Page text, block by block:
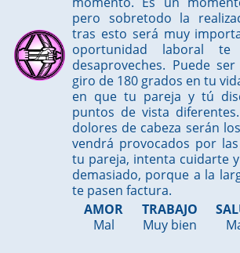
pero sobretodo la
tras esto será muy
oportunidad laboral
desaproveches. Puede
giro de 180 grados en tu
en que tu pareja y tú
puntos de vista
dolores de cabeza serán
vendrá provocados por
tu pareja, intenta cuidarte
demasiado, porque a la
te pasen factura.
AMOR
Mal
TRABAJO
Muy bien